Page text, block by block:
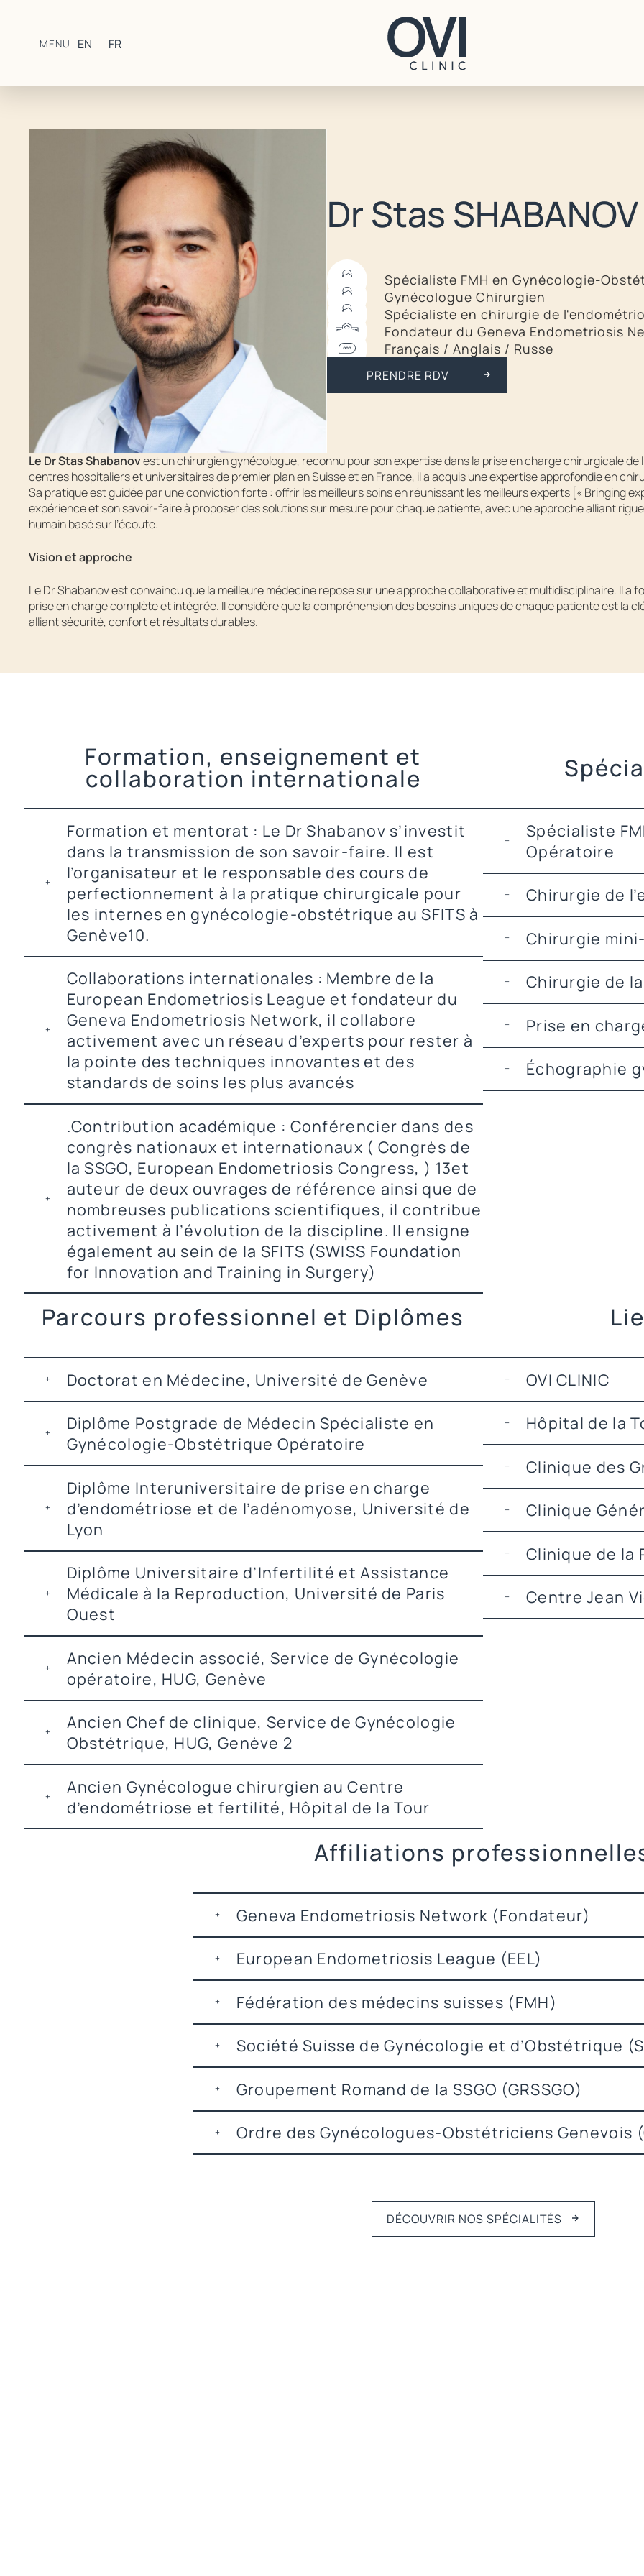
+41 22 707 96 70
PRENDRE RDV
ÊTRE RAPPELÉ
MENU EN FR
Dr Stas SHABANOV
Spécialiste FMH en Gynécologie-
Gynécologue Chirurgien
Spécialiste en chirurgie de
Fondateur du Geneva Endometriosis
Français / Anglais / Russe
PRENDRE RDV
Le Dr Stas Shabanovest un chirurgien gynécologue, reconnu pour son expertise dans la prise en charge chirurgicale de
centres hospitaliers et universitaires de premier plan en Suisse et en France, il a acquis une expertise approfondie en
Sa pratique est guidée par une conviction forte : offrir les meilleurs soins en réunissant les meilleurs experts [« Bringing
expérience et son savoir-faire à proposer des solutions sur mesure pour chaque patiente, avec une approche alliant
humain basé sur l’écoute.
Vision et approche
Le Dr Shabanov est convaincu que la meilleure médecine repose sur une approche collaborative et multidisciplinaire. Il a
prise en charge complète et intégrée. Il considère que la compréhension des besoins uniques de chaque patiente est la
alliant sécurité, confort et résultats durables.
Formation, enseignement et
collaboration internationale
Formation et mentorat : Le Dr Shabanov s’investit
dans la transmission de son savoir-faire. Il est
l’organisateur et le responsable des cours de
perfectionnement à la pratique chirurgicale pour
les internes en gynécologie-obstétrique au SFITS à
Genève10.
Collaborations internationales : Membre de la
European Endometriosis League et fondateur du
Geneva Endometriosis Network, il collabore
activement avec un réseau d’experts pour rester à
la pointe des techniques innovantes et des
standards de soins les plus avancés
.Contribution académique : Conférencier dans des
congrès nationaux et internationaux ( Congrès de
la SSGO, European Endometriosis Congress, ) 13et
auteur de deux ouvrages de référence ainsi que de
nombreuses publications scientifiques, il contribue
activement à l’évolution de la discipline. Il ensigne
également au sein de la SFITS (SWISS Foundation
for Innovation and Training in Surgery)
Spécialiste
Opératoire
Chirurgie de
Chirurgie
Chirurgie de
Prise en
Échographie
Parcours professionnel et Diplômes
Doctorat en Médecine, Université de Genève
Diplôme Postgrade de Médecin Spécialiste en
Gynécologie-Obstétrique Opératoire
Diplôme Interuniversitaire de prise en charge
d’endométriose et de l’adénomyose, Université de
Lyon
Diplôme Universitaire d’Infertilité et Assistance
Médicale à la Reproduction, Université de Paris
Ouest
Ancien Médecin associé, Service de Gynécologie
opératoire, HUG, Genève
Ancien Chef de clinique, Service de Gynécologie
Obstétrique, HUG, Genève 2
Ancien Gynécologue chirurgien au Centre
d’endométriose et fertilité, Hôpital de la Tour
OVI CLINIC
Hôpital de la
Clinique des
Clinique
Clinique de la
Centre Jean
Affiliations
Geneva Endometriosis Network (Fondateur)
European Endometriosis League (EEL)
Fédération des médecins suisses (FMH)
Société Suisse de Gynécologie et d’Obstétrique
Groupement Romand de la SSGO (GRSSGO)
Ordre des Gynécologues-Obstétriciens Genevois
DÉCOUVRIR NOS SPÉCIALITÉS